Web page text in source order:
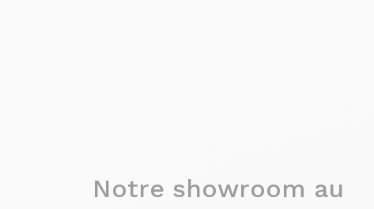
Notre showroom au